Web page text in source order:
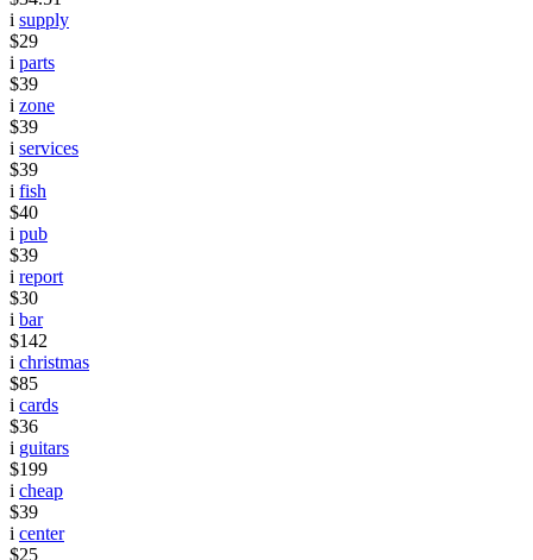
i supply
$29
i parts
$39
i zone
$39
i services
$39
i fish
$40
i pub
$39
i report
$30
i bar
$142
i christmas
$85
i cards
$36
i guitars
$199
i cheap
$39
i center
$25